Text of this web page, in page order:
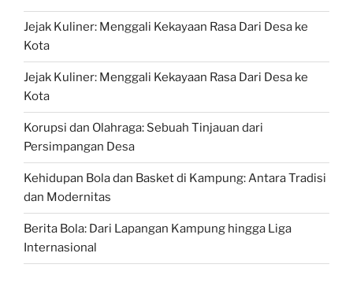
Jejak Kuliner: Menggali Kekayaan Rasa Dari Desa ke
Kota
Jejak Kuliner: Menggali Kekayaan Rasa Dari Desa ke
Kota
Korupsi dan Olahraga: Sebuah Tinjauan dari
Persimpangan Desa
Kehidupan Bola dan Basket di Kampung: Antara Tradisi
dan Modernitas
Berita Bola: Dari Lapangan Kampung hingga Liga
Internasional